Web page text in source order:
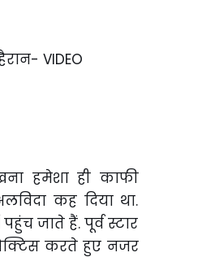
हमेशा ही काफी
कह दिया था.
जाते हैं. पूर्व स्टार
करते हुए नजर